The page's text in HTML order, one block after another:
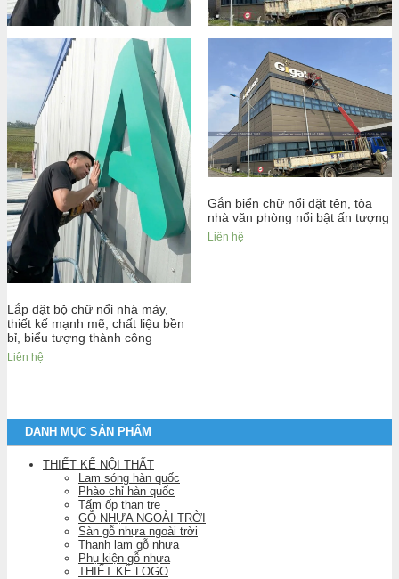
Lắp đặt bộ chữ nổi nhà máy,
thiết kế mạnh mẽ, chất liệu bền
bỉ, biểu tượng thành công
Liên hệ
Gắn biển chữ nổi đặt tên, tòa
nhà văn phòng nổi bật ấn tượng
Liên hệ
DANH MỤC SẢN PHẨM
THIẾT KẾ NỘI THẤT
Lam sóng hàn quốc
Phào chỉ hàn quốc
Tấm ốp than tre
GỖ NHỰA NGOÀI TRỜI
Sàn gỗ nhựa ngoài trời
Thanh lam gỗ nhựa
Phụ kiện gỗ nhựa
THIẾT KẾ LOGO